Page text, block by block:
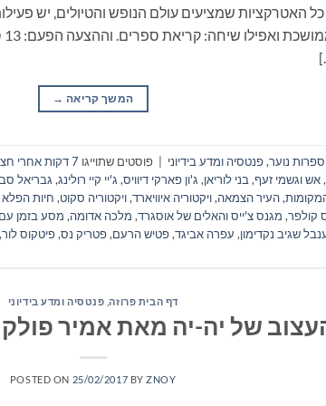
האטרקציות שמציעים עולם הנופש והטיולים, יש
המשך קריאה →
ספרות נוער,פנטסיה ומדע בידיוני פוסטים שתוייגו 7 דקות אחרי חצות
,אש וגשמי זעף, בני לוריאן, ג'ון פארקי דיוויס, ג'יי קיי רולינג, גבריאל
,העיר הצמאה,ויקטוריה איוויארד,ויקטוריה סקוט, חיות הפלא
קולפר, מגנס צ'ייס והאלים של אוסגרד, מלכה אדומה, מסע בזמן
שגיב נקדימון, עפרה אביגד,פטיש הרעם,פטריק נס,פיטקוס לור,
דף הבית פרוזה, פנטסיה ומדע בידיוני
של יה-יה מאת אמיר
POSTED ON 25/02/2017 BYZNOY